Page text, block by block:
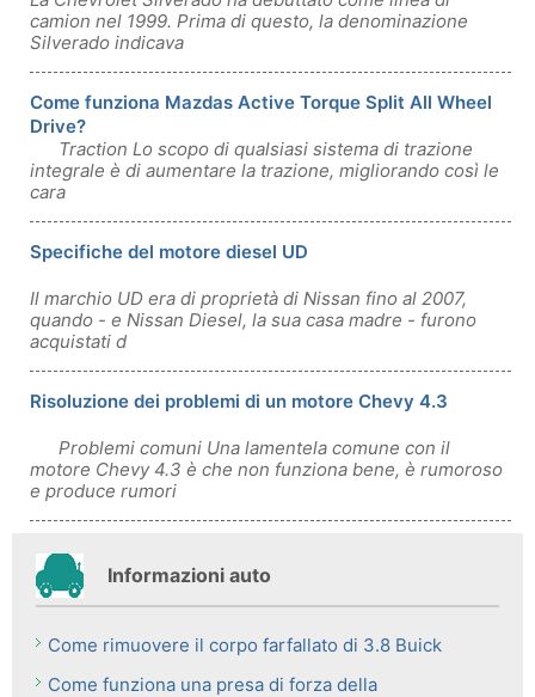
camion nel 1999. Prima di questo, la denominazione
Silverado indicava
Come funziona Mazdas Active Torque Split All Wheel
Drive?
Traction Lo scopo di qualsiasi sistema di trazione
integrale è di aumentare la trazione, migliorando così le
cara
Specifiche del motore diesel UD
Il marchio UD era di proprietà di Nissan fino al 2007,
quando - e Nissan Diesel, la sua casa madre - furono
acquistati d
Risoluzione dei problemi di un motore Chevy 4.3
Problemi comuni Una lamentela comune con il
motore Chevy 4.3 è che non funziona bene, è rumoroso
e produce rumori
Informazioni auto
Come rimuovere il corpo farfallato di 3.8 Buick
Come funziona una presa di forza della